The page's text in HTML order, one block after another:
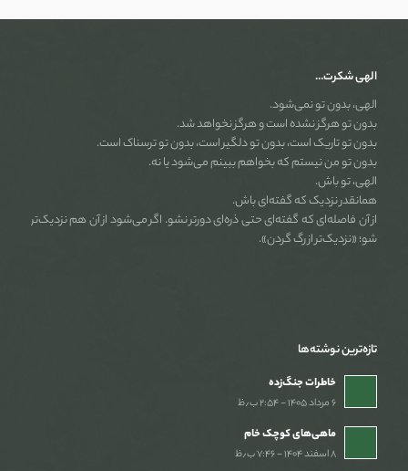
الهی شکرت…
الهی، بدون تو نمی‌شود.
بدون تو هرگز نشده است و هرگز نخواهد شد.
بدون تو تاریک است، بدون تو دلگیر است، بدون تو ترسناک است.
بدون تو من نیستم که بخواهم ببینم می‌شود یا نه.
الهی، تو باش.
همانقدر نزدیک که گفته‌ای باش.
از آن فاصله‌ای که گفته‌ای حتی ذره‌ای دورتر نشو. اگر می‌شود از آن هم نزدیک‌تر
شو؛ «نزدیک‌تر از رگ گردن».
تازه‌ترین نوشته‌ها
خاطرات جنگ‌‌زده
۶ مرداد ۱۴۰۵ - ۲:۵۴ ب٫ظ
ماهی‌های کوچک خام
۸ اسفند ۱۴۰۴ - ۷:۴۶ ب٫ظ